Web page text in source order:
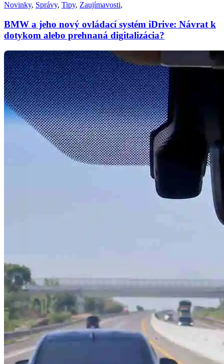
Novinky, Správy, Tipy, Zaujímavosti,
BMW a jeho nový ovládací systém iDrive: Návrat k
dotykom alebo prehnaná digitalizácia?